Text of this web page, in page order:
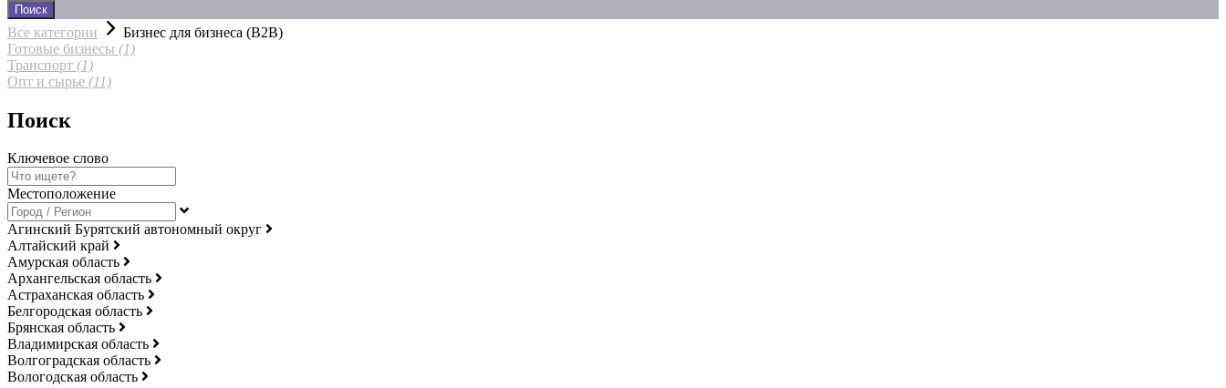
Поиск
Все категории
Бизнес для бизнеса (B2B)
Готовые бизнесы (1)
Транспорт (1)
Опт и сырье (11)
Поиск
Ключевое слово
Местоположение
Агинский Бурятский автономный округ
Алтайский край
Амурская область
Архангельская область
Астраханская область
Белгородская область
Брянская область
Владимирская область
Волгоградская область
Вологодская область